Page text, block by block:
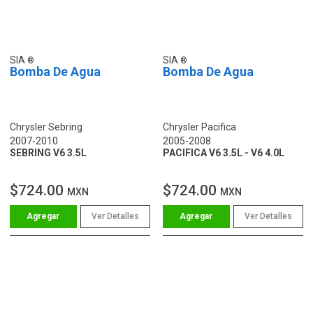
SIA
Bomba De Agua
Chrysler Sebring
2007-2010
SEBRING V6 3.5L
$724.00 MXN
Ver Detalles
SIA
Bomba De Agua
Chrysler Pacifica
2005-2008
PACIFICA V6 3.5L - V6 4.0L
$724.00 MXN
Ver Detalles